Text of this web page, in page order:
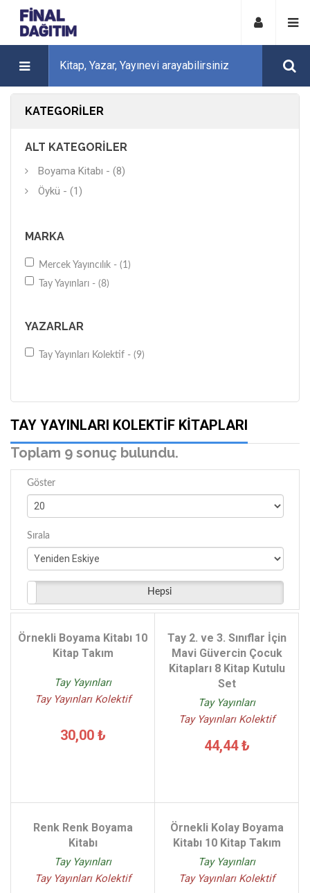
KATEGORILER
ALT KATEGORILER
Boyama Kitabı - (8)
Öykü - (1)
MARKA
Mercek Yayıncılık - (1)
Tay Yayınları - (8)
YAZARLAR
Tay Yayınları Kolektif - (9)
TAY YAYINLARI KOLEKTIF KITAPLARI
Toplam 9 sonuç bulundu.
Göster
Sırala
Hepsi
Örnekli Boyama Kitabı 10
Kitap Takım
Tay Yayınları
Tay Yayınları Kolektif
30,00 ₺
Tay 2. ve 3. Sınıflar İçin
Mavi Güvercin Çocuk
Kitapları 8 Kitap Kutulu
Set
Tay Yayınları
Tay Yayınları Kolektif
44,44 ₺
Renk Renk Boyama
Kitabı
Tay Yayınları
Tay Yayınları Kolektif
Örnekli Kolay Boyama
Kitabı 10 Kitap Takım
Tay Yayınları
Tay Yayınları Kolektif